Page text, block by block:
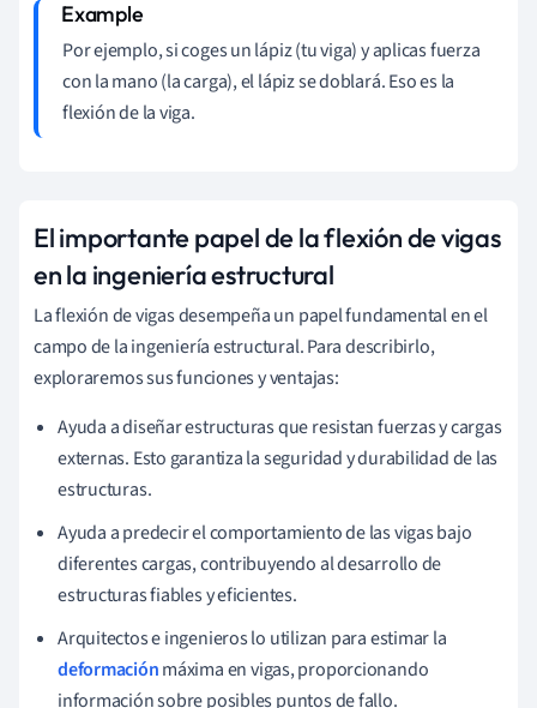
Por ejemplo, si coges un lápiz (tu viga) y aplicas fuerza
con la mano (la carga), el lápiz se doblará. Eso es la
flexión de la viga.
El importante papel de la flexión de vigas
en la ingeniería estructural
La flexión de vigas desempeña un papel fundamental en el
campo de la ingeniería estructural. Para describirlo,
exploraremos sus funciones y ventajas:
Ayuda a diseñar estructuras que resistan fuerzas y cargas
externas. Esto garantiza la seguridad y durabilidad de las
estructuras.
Ayuda a predecir el comportamiento de las vigas bajo
diferentes cargas, contribuyendo al desarrollo de
estructuras fiables y eficientes.
Arquitectos e ingenieros lo utilizan para estimar la
deformaciónmáxima en vigas, proporcionando
información sobre posibles puntos de fallo.